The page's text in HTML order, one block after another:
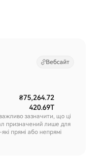
Вебсайт
₴75,264.72
420.69T
зазначити, що ці
призначений лише для
прямі або непрямі